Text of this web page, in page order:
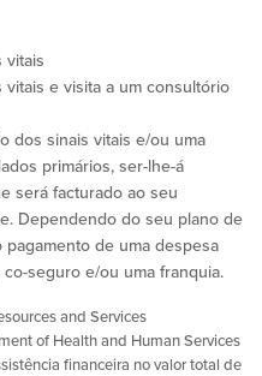
vitais
vitais e visita a um consultório
dos sinais vitais e/ou uma
primários, ser-lhe-á
será facturado ao seu
Dependendo do seu plano de
de uma despesa
seguro e/ou uma franquia.
and Services
of Health and Human Services
financeira no valor total de